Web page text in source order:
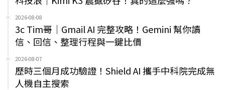
2026-08-08
3c Tim哥｜Gmail AI 完整攻略！Gemini 幫你讀
信、回信、整理行程與一鍵比價
2026-08-07
歷時三個月成功驗證！Shield AI 攜手中科院完成無
人機自主搜索